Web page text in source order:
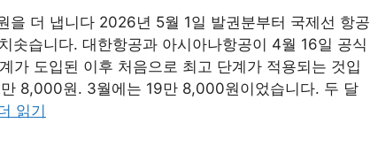
을 더 냅니다 2026년 5월 1일 발권분부터 국제선 항공
솟습니다. 대한항공과 아시아나항공이 4월 16일 공식
가 도입된 이후 처음으로 최고 단계가 적용되는 것입
8,000원. 3월에는 19만 8,000원이었습니다. 두 달
읽기